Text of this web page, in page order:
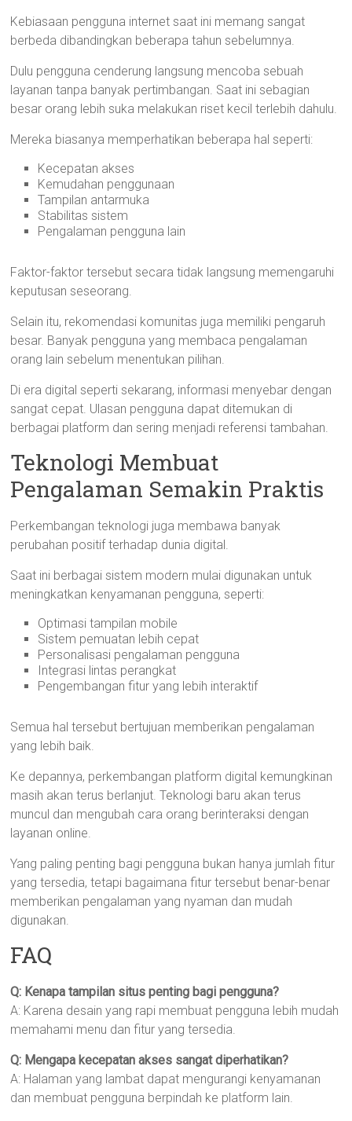
Kebiasaan pengguna internet saat ini memang sangat
berbeda dibandingkan beberapa tahun sebelumnya.
Dulu pengguna cenderung langsung mencoba sebuah
layanan tanpa banyak pertimbangan. Saat ini sebagian
besar orang lebih suka melakukan riset kecil terlebih dahulu.
Mereka biasanya memperhatikan beberapa hal seperti:
Kecepatan akses
Kemudahan penggunaan
Tampilan antarmuka
Stabilitas sistem
Pengalaman pengguna lain
Faktor-faktor tersebut secara tidak langsung memengaruhi
keputusan seseorang.
Selain itu, rekomendasi komunitas juga memiliki pengaruh
besar. Banyak pengguna yang membaca pengalaman
orang lain sebelum menentukan pilihan.
Di era digital seperti sekarang, informasi menyebar dengan
sangat cepat. Ulasan pengguna dapat ditemukan di
berbagai platform dan sering menjadi referensi tambahan.
Teknologi Membuat
Pengalaman Semakin Praktis
Perkembangan teknologi juga membawa banyak
perubahan positif terhadap dunia digital.
Saat ini berbagai sistem modern mulai digunakan untuk
meningkatkan kenyamanan pengguna, seperti:
Optimasi tampilan mobile
Sistem pemuatan lebih cepat
Personalisasi pengalaman pengguna
Integrasi lintas perangkat
Pengembangan fitur yang lebih interaktif
Semua hal tersebut bertujuan memberikan pengalaman
yang lebih baik.
Ke depannya, perkembangan platform digital kemungkinan
masih akan terus berlanjut. Teknologi baru akan terus
muncul dan mengubah cara orang berinteraksi dengan
layanan online.
Yang paling penting bagi pengguna bukan hanya jumlah fitur
yang tersedia, tetapi bagaimana fitur tersebut benar-benar
memberikan pengalaman yang nyaman dan mudah
digunakan.
FAQ
Q: Kenapa tampilan situs penting bagi pengguna?
A: Karena desain yang rapi membuat pengguna lebih mudah
memahami menu dan fitur yang tersedia.
Q: Mengapa kecepatan akses sangat diperhatikan?
A: Halaman yang lambat dapat mengurangi kenyamanan
dan membuat pengguna berpindah ke platform lain.